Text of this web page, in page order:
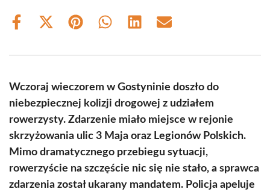
Share
Share
(Twitter)
Share Share Share Share
Wczoraj wieczorem w Gostyninie doszło do
niebezpiecznej kolizji drogowej z udziałem
rowerzysty. Zdarzenie miało miejsce w rejonie
skrzyżowania ulic 3 Maja oraz Legionów Polskich.
Mimo dramatycznego przebiegu sytuacji,
rowerzyście na szczęście nic się nie stało, a sprawca
zdarzenia został ukarany mandatem. Policja apeluje